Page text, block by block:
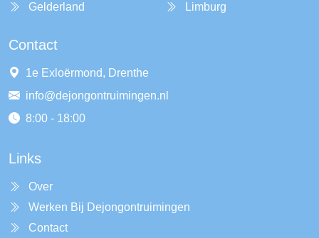
Gelderland
Limburg
Contact
1e Exloërmond, Drenthe
info@dejongontruimingen.nl
8:00 - 18:00
Links
Over
Werken Bij Dejongontruimingen
Contact